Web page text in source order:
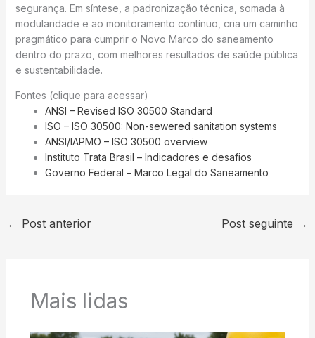
segurança. Em síntese, a padronização técnica, somada à
modularidade e ao monitoramento contínuo, cria um caminho
pragmático para cumprir o Novo Marco do saneamento
dentro do prazo, com melhores resultados de saúde pública
e sustentabilidade.
Fontes (clique para acessar)
ANSI – Revised ISO 30500 Standard
ISO – ISO 30500: Non-sewered sanitation systems
ANSI/IAPMO – ISO 30500 overview
Instituto Trata Brasil – Indicadores e desafios
Governo Federal – Marco Legal do Saneamento
← Post anterior Post seguinte →
Mais lidas